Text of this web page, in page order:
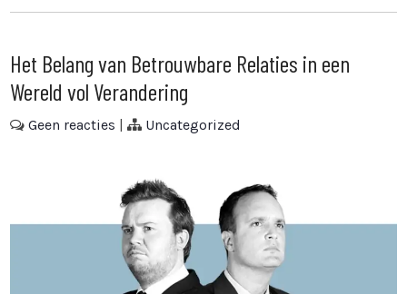
Het Belang van Betrouwbare Relaties in een
Wereld vol Verandering
Geen reacties | Uncategorized